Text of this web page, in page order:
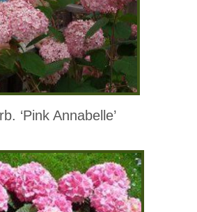
‘Pink Annabelle’